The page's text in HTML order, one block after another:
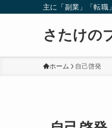
主に「副業」「転職
さたけの
ホーム 自己啓発